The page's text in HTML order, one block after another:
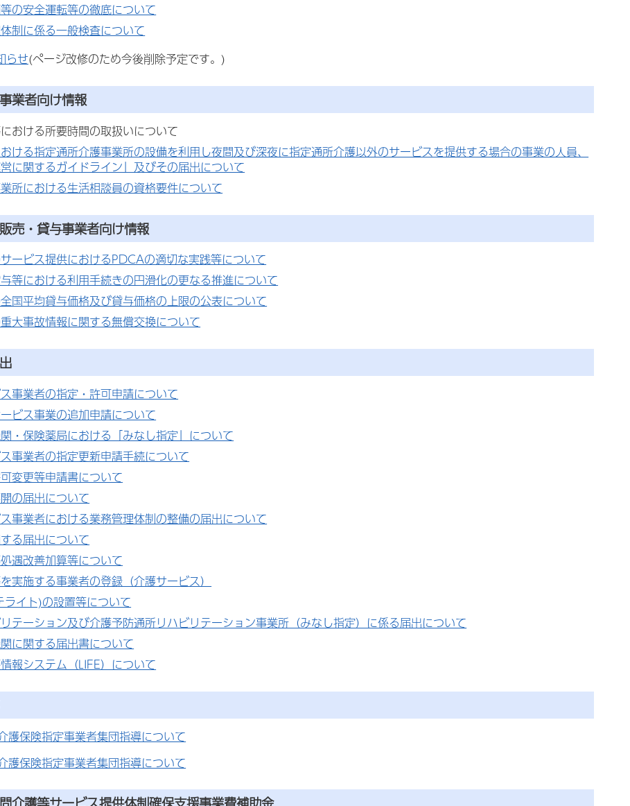
の安全運転等の徹底について
制に係る一般検査について
らせ(ページ改修のため今後削除予定です。)
業者向け情報
おける所要時間の取扱いについて
おける指定通所介護事業所の設備を利用し夜間及び深夜に指定通所介護以外のサービスを提供する場合の事業の人員、
に関するガイドライン」及びその届出について
所における生活相談員の資格要件について
売・貸与事業者向け情報
ービス提供におけるPDCAの適切な実践等について
等における利用手続きの円滑化の更なる推進について
国平均貸与価格及び貸与価格の上限の公表について
大事故情報に関する無償交換について
事業者の指定・許可申請について
ビス事業の追加申請について
・保険薬局における「みなし指定」について
事業者の指定更新申請手続について
変更等申請書について
の届出について
事業者における業務管理体制の整備の届出について
る届出について
遇改善加算等について
実施する事業者の登録（介護サービス）
ライト)の設置等について
テーション及び介護予防通所リハビリテーション事業所（みなし指定）に係る届出について
に関する届出書について
報システム（LIFE）について
護保険指定事業者集団指導について
護保険指定事業者集団指導について